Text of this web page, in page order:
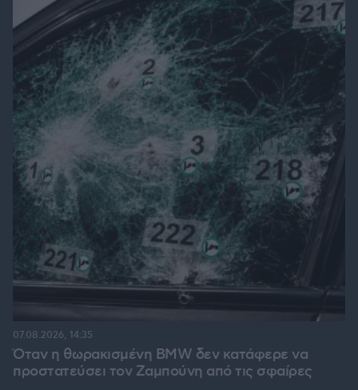
Όταν η θωρακισμένη BMW δεν κατάφερε να
προστατεύσει τον Ζαμπούνη από τις σφαίρες
07.08.2026, 14:35